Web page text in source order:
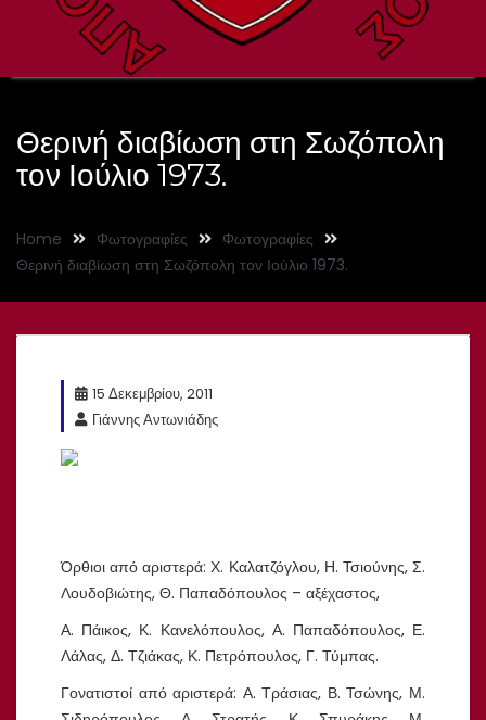
Θερινή διαβίωση στη Σωζόπολη
τον Ιούλιο 1973.
Home Φωτογραφίες
Φωτογραφίες
Θερινή διαβίωση στη Σωζόπολη τον Ιούλιο 1973.
15 Δεκεμβρίου, 2011
Γιάννης Αντωνιάδης
Όρθιοι από αριστερά: Χ. Καλατζόγλου, Η. Τσιούνης, Σ.
Λουδοβιώτης, Θ. Παπαδόπουλος – αξέχαστος,
Α. Πάικος, Κ. Κανελόπουλος, Α. Παπαδόπουλος, Ε.
Λάλας, Δ. Τζιάκας, Κ. Πετρόπουλος, Γ. Τύμπας.
Γονατιστοί από αριστερά: Α. Τράσιας, Β. Τσώνης, Μ.